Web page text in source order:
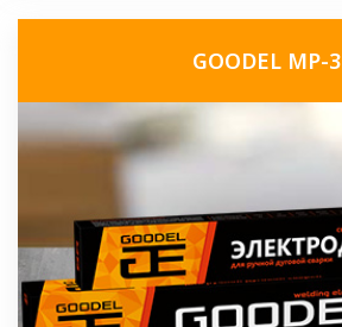
GOODEL МР-3